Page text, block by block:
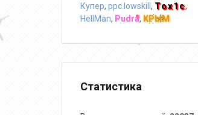
Купер, ppc.lowskill , Tox1c,
HellMan, Pudra, KPblM
Статистика